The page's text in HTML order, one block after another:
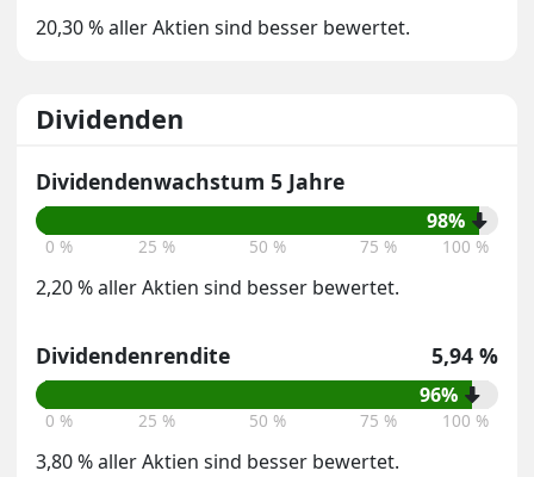
20,30 % aller Aktien sind besser bewertet.
Dividenden
Dividendenwachstum 5 Jahre
98%
0 % 25 % 50 % 75 % 100 %
2,20 % aller Aktien sind besser bewertet.
Dividendenrendite 5,94 %
96%
0 % 25 % 50 % 75 % 100 %
3,80 % aller Aktien sind besser bewertet.